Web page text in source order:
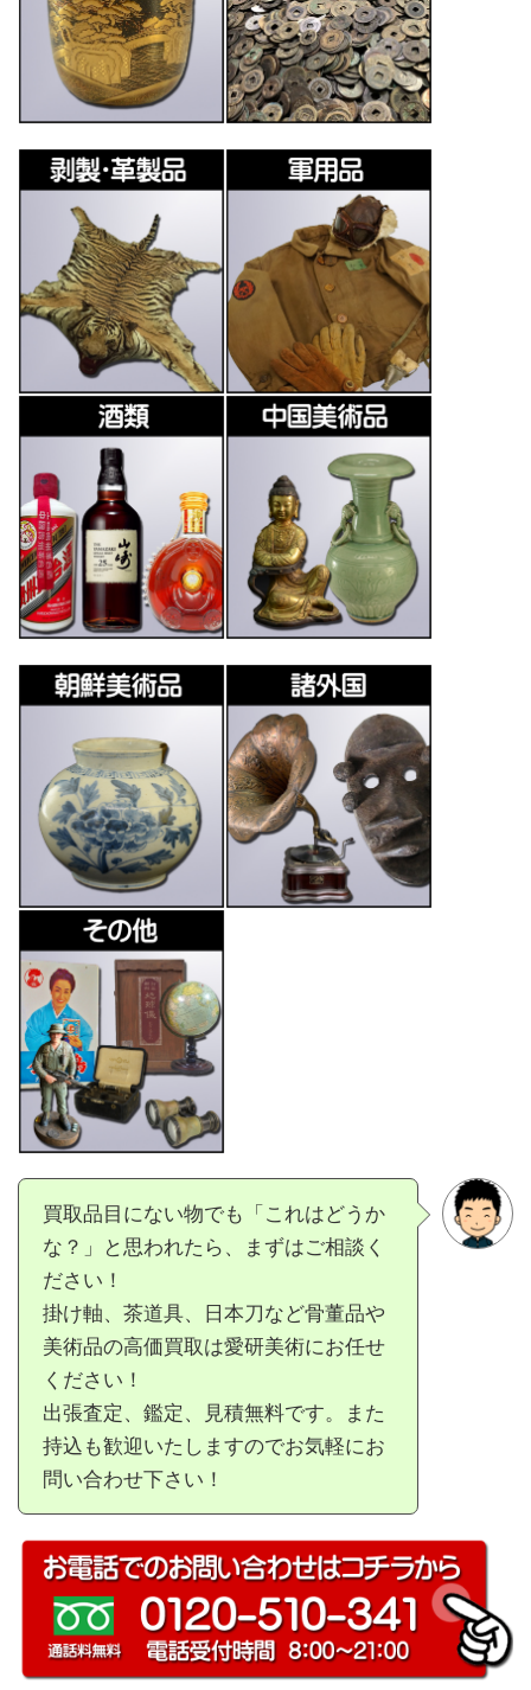
買取品目にない物でも「これはどうか
な？」と思われたら、まずはご相談く
ださい！
掛け軸、茶道具、日本刀など骨董品や
美術品の高価買取は愛研美術にお任せ
ください！
出張査定、鑑定、見積無料です。また
持込も歓迎いたしますのでお気軽にお
問い合わせ下さい！